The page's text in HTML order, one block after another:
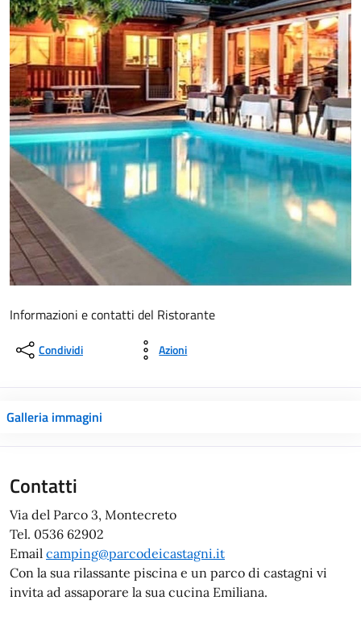
Informazioni e contatti del Ristorante
Condividi Azioni
Galleria immagini
Contatti
Via del Parco 3, Montecreto
Tel. 0536 62902
Email camping@parcodeicastagni.it
Con la sua rilassante piscina e un parco di castagni vi
invita ad assaporare la sua cucina Emiliana.